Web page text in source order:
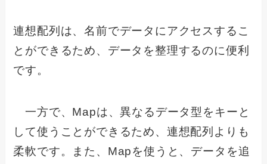
連想配列は、名前でデータにアクセスするこ
とができるため、データを整理するのに便利
です。
一方で、Mapは、異なるデータ型をキーと
して使うことができるため、連想配列よりも
柔軟です。また、Mapを使うと、データを追